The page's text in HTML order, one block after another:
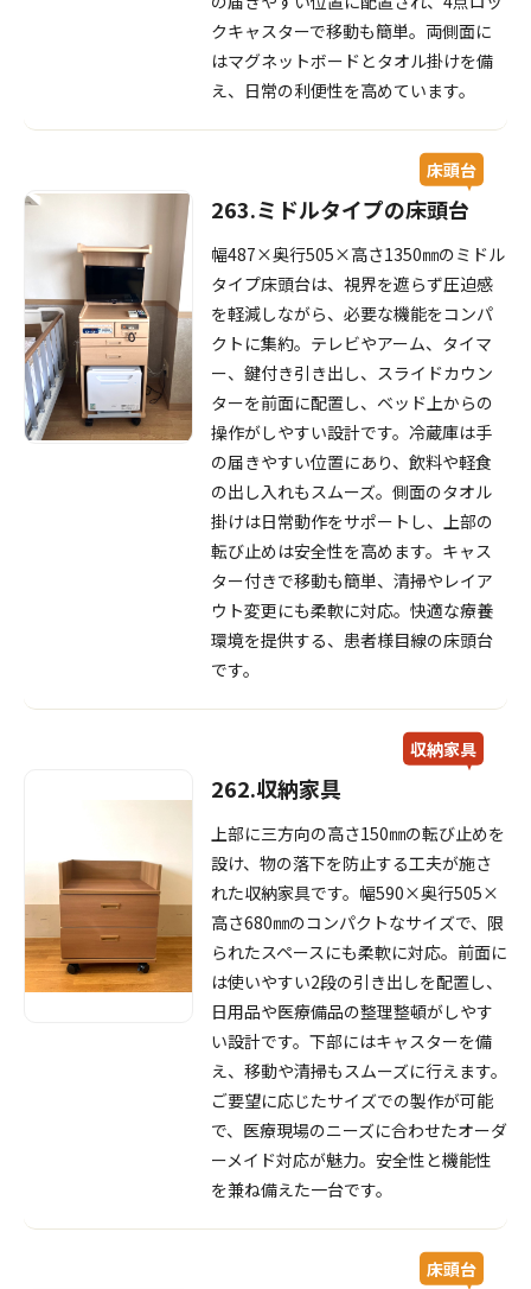
クキャスターで移動も簡単。両側面に
はマグネットボードとタオル掛けを備
え、日常の利便性を高めています。
床頭台
263.ミドルタイプの床頭台
幅487×奥行505×高さ1350㎜のミドル
タイプ床頭台は、視界を遮らず圧迫感
を軽減しながら、必要な機能をコンパ
クトに集約。テレビやアーム、タイマ
ー、鍵付き引き出し、スライドカウン
ターを前面に配置し、ベッド上からの
操作がしやすい設計です。冷蔵庫は手
の届きやすい位置にあり、飲料や軽食
の出し入れもスムーズ。側面のタオル
掛けは日常動作をサポートし、上部の
転び止めは安全性を高めます。キャス
ター付きで移動も簡単、清掃やレイア
ウト変更にも柔軟に対応。快適な療養
環境を提供する、患者様目線の床頭台
です。
収納家具
262.収納家具
上部に三方向の高さ150㎜の転び止めを
設け、物の落下を防止する工夫が施さ
れた収納家具です。幅590×奥行505×
高さ680㎜のコンパクトなサイズで、限
られたスペースにも柔軟に対応。前面に
は使いやすい2段の引き出しを配置し、
日用品や医療備品の整理整頓がしやす
い設計です。下部にはキャスターを備
え、移動や清掃もスムーズに行えます。
ご要望に応じたサイズでの製作が可能
で、医療現場のニーズに合わせたオーダ
ーメイド対応が魅力。安全性と機能性
を兼ね備えた一台です。
床頭台